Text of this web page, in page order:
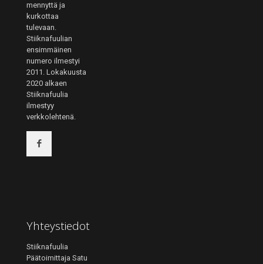
mennyttä ja
kurkottaa
tulevaan.
Stiiknafuulian
ensimmäinen
numero ilmestyi
2011. Lokakuusta
2020 alkaen
Stiiknafuulia
ilmestyy
verkkolehtenä.
Yhteystiedot
Stiiknafuulia
Päätoimittaja Satu